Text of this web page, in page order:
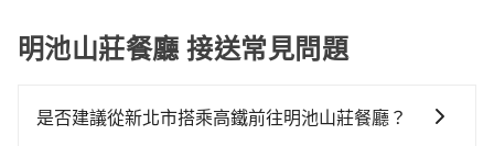
明池山莊餐廳 接送常見問題
是否建議從新北市搭乘高鐵前往明池山莊餐廳？